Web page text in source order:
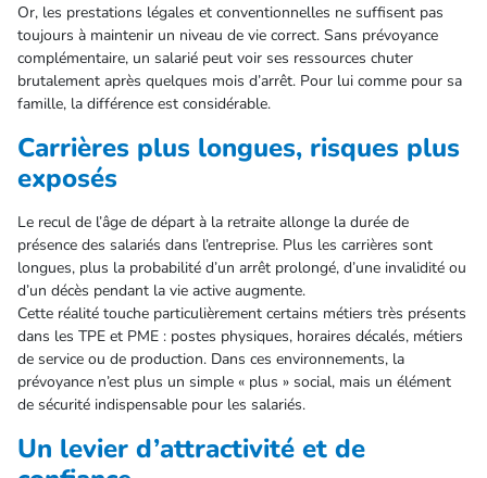
Or, les prestations légales et conventionnelles ne suffisent pas
toujours à maintenir un niveau de vie correct. Sans prévoyance
complémentaire, un salarié peut voir ses ressources chuter
brutalement après quelques mois d’arrêt. Pour lui comme pour sa
famille, la différence est considérable.
Carrières plus longues, risques plus
exposés
Le recul de l’âge de départ à la retraite allonge la durée de
présence des salariés dans l’entreprise. Plus les carrières sont
longues, plus la probabilité d’un arrêt prolongé, d’une invalidité ou
d’un décès pendant la vie active augmente.
Cette réalité touche particulièrement certains métiers très présents
dans les TPE et PME : postes physiques, horaires décalés, métiers
de service ou de production. Dans ces environnements, la
prévoyance n’est plus un simple « plus » social, mais un élément
de sécurité indispensable pour les salariés.
Un levier d’attractivité et de